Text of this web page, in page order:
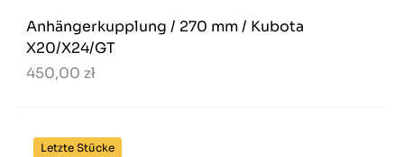
Anhängerkupplung / 270 mm / Kubota
X20/X24/GT
450,00 zł
Letzte Stücke